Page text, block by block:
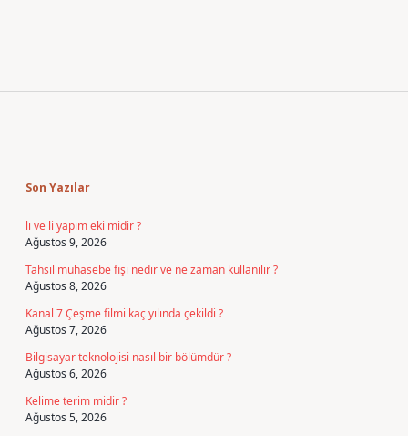
Son Yazılar
lı ve li yapım eki midir ?
Ağustos 9, 2026
Tahsil muhasebe fişi nedir ve ne zaman kullanılır ?
Ağustos 8, 2026
Kanal 7 Çeşme filmi kaç yılında çekildi ?
Ağustos 7, 2026
Bilgisayar teknolojisi nasıl bir bölümdür ?
Ağustos 6, 2026
Kelime terim midir ?
Ağustos 5, 2026